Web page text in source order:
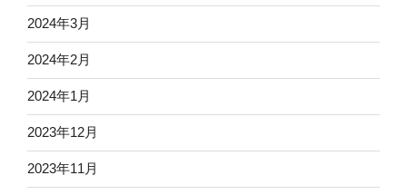
2024年3月
2024年2月
2024年1月
2023年12月
2023年11月